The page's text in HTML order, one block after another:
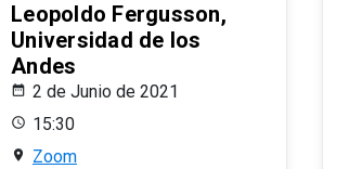
Leopoldo Fergusson,
Universidad de los
Andes
2 de Junio de 2021
15:30
Zoom